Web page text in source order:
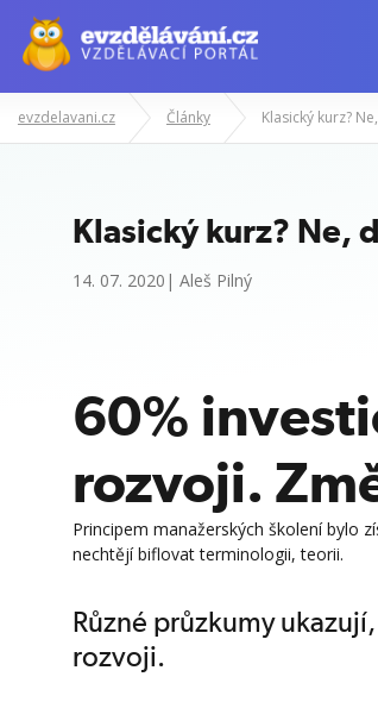
evzdelavani.cz Články Klasický kurz?
Klasický kurz? Ne,
14. 07. 2020| Aleš Pilný
60%
rozvoji.
Principem manažerských školení bylo
nechtějí biflovat terminologii, teorii.
Různé průzkumy
rozvoji.